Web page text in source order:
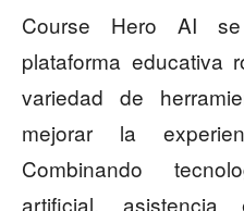
Course Hero AI
plataforma educativa
variedad de
mejorar la
Combinando
artificial,